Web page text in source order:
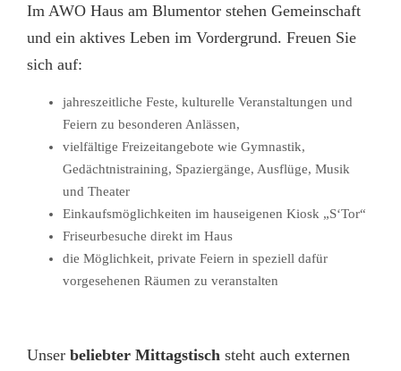
Im AWO Haus am Blumentor stehen Gemeinschaft
und ein aktives Leben im Vordergrund. Freuen Sie
sich auf:
jahreszeitliche Feste, kulturelle Veranstaltungen und
Feiern zu besonderen Anlässen,
vielfältige Freizeitangebote wie Gymnastik,
Gedächtnistraining, Spaziergänge, Ausflüge, Musik
und Theater
Einkaufsmöglichkeiten im hauseigenen Kiosk „S‘Tor“
Friseurbesuche direkt im Haus
die Möglichkeit, private Feiern in speziell dafür
vorgesehenen Räumen zu veranstalten
Unser beliebter Mittagstisch steht auch externen